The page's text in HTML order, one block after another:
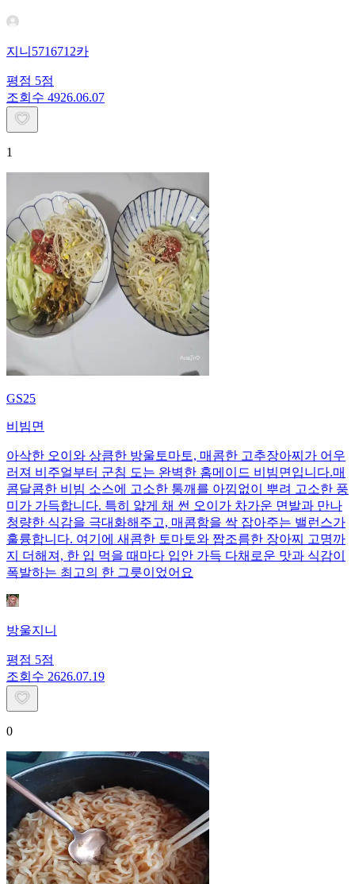
지니5716712카
평점 5점
조회수 4926.06.07
1
GS25
비빔면
아삭한 오이와 상큼한 방울토마토, 매콤한 고추장아찌가 어우
러져 비주얼부터 군침 도는 완벽한 홈메이드 비빔면입니다. ​매
콤달콤한 비빔 소스에 고소한 통깨를 아낌없이 뿌려 고소한 풍
미가 가득합니다. 특히 얇게 채 썬 오이가 차가운 면발과 만나
청량한 식감을 극대화해주고, 매콤함을 싹 잡아주는 밸런스가
훌륭합니다. 여기에 새콤한 토마토와 짭조름한 장아찌 고명까
지 더해져, 한 입 먹을 때마다 입안 가득 다채로운 맛과 식감이
폭발하는 최고의 한 그릇이었어요
방울지니
평점 5점
조회수 2626.07.19
0